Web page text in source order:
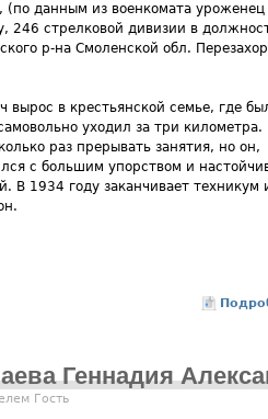
(по данным из военкомата
246 стрелковой дивизии в
р-на Смоленской обл.
вырос в крестьянской семье, где
уходил за три
раз прерывать занятия, но
с большим упорством и
В 1934 году заканчивает
Геннадия
Гость